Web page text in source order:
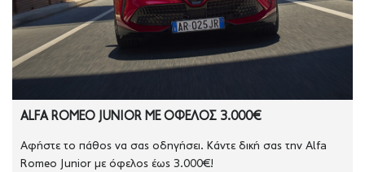
ALFA ROMEO JUNIOR ΜΕ ΟΦΕΛΟΣ 3.000€
Αφήστε το πάθος να σας οδηγήσει. Κάντε δική σας την Alfa
Romeo Junior με όφελος έως 3.000€!